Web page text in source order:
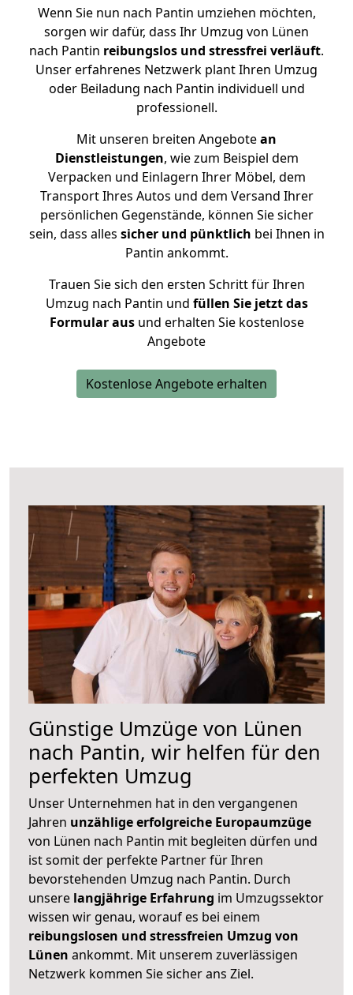
Wenn Sie nun nach Pantin umziehen möchten,
sorgen wir dafür, dass Ihr Umzug von Lünen
nach Pantin reibungslos und stressfrei verläuft.
Unser erfahrenes Netzwerk plant Ihren Umzug
oder Beiladung nach Pantin individuell und
professionell.
Mit unseren breiten Angebotean
Dienstleistungen, wie zum Beispiel dem
Verpacken und Einlagern Ihrer Möbel, dem
Transport Ihres Autos und dem Versand Ihrer
persönlichen Gegenstände, können Sie sicher
sein, dass alles sicher und pünktlich bei Ihnen in
Pantin ankommt.
Trauen Sie sich den ersten Schritt für Ihren
Umzug nach Pantin und füllen Sie jetzt das
Formular ausund erhalten Sie kostenlose
Angebote
Kostenlose Angebote erhalten
Günstige Umzüge von Lünen
nach Pantin, wir helfen für den
perfekten Umzug
Unser Unternehmen hat in den vergangenen
Jahren unzählige erfolgreiche Europaumzüge
von Lünen nach Pantin mit begleiten dürfen und
ist somit der perfekte Partner für Ihren
bevorstehenden Umzug nach Pantin. Durch
unsere langjährige Erfahrung im Umzugssektor
wissen wir genau, worauf es bei einem
reibungslosen und stressfreien Umzug von
Lünen ankommt. Mit unserem zuverlässigen
Netzwerk kommen Sie sicher ans Ziel.